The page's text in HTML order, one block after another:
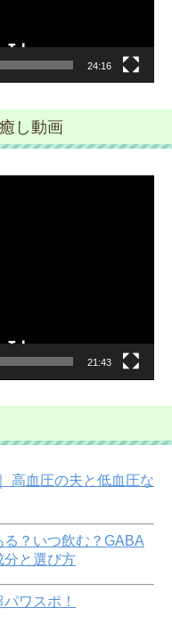
24:16
し動画
21:43
高血圧の夫と低血圧な
？いつ飲む？GABA
分と選び方
ワスポ！